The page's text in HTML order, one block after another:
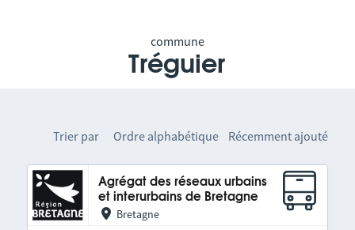
commune
Tréguier
Trier par Ordre alphabétique Récemment ajouté
Agrégat des réseaux urbains
et interurbains de Bretagne
Bretagne